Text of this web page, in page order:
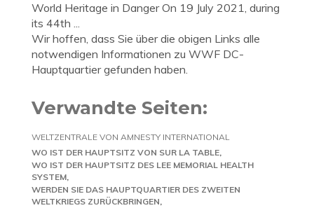
World Heritage in Danger On 19 July 2021, during
its 44th ...
Wir hoffen, dass Sie über die obigen Links alle
notwendigen Informationen zu WWF DC-
Hauptquartier gefunden haben.
Verwandte Seiten:
WELTZENTRALE VON AMNESTY INTERNATIONAL
WO IST DER HAUPTSITZ VON SUR LA TABLE
WO IST DER HAUPTSITZ DES LEE MEMORIAL HEALTH
SYSTEM
WERDEN SIE DAS HAUPTQUARTIER DES ZWEITEN
WELTKRIEGS ZURÜCKBRINGEN